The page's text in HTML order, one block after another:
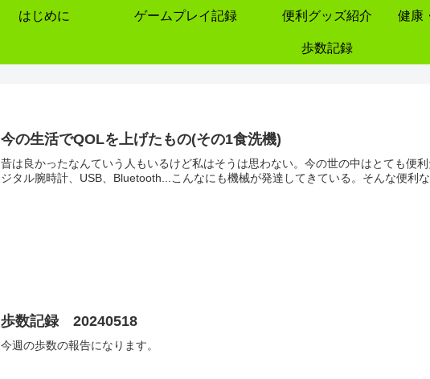
はじめに ゲームプレイ記録 便利グッズ紹介 健康
歩数記録
今の生活でQOLを上げたもの(その1食洗機)
昔は良かったなんていう人もいるけど私はそうは思わない。今の世の中はとても便
ジタル腕時計、USB、Bluetooth...こんなにも機械が発達してきている。そんな便利
歩数記録 20240518
今週の歩数の報告になります。